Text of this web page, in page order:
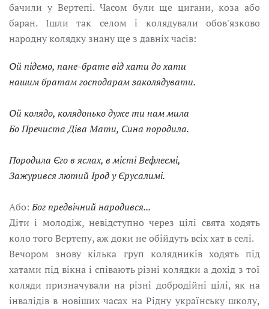
бачили у Вертепі. Часом були ще цигани, коза або
баран. Ішли так селом і колядували обов'язково
народну колядку знану ще з давніх часів:
Ой підемо, пане-брате від хати до хати
нашим братам господарам заколядувати.
Ой колядо, колядонько дуже ти нам мила
Бо Пречиста Діва Мати, Сина породила.
Породила Єго в яслах, в місті Вефлеємі,
Зажурився лютий Ірод у Єрусалимі.
Або:Бог предвічний народився...
Діти і молодіж, невідступно через цілі свята ходять
коло того Вертепу, аж доки не обійдуть всіх хат в селі.
Вечором знову кілька груп колядників ходять під
хатами під вікна і співають різні колядки а дохід з тої
коляди призначували на різні добродійні цілі, як на
інвалідів в новіших часах на Рідну українську школу,